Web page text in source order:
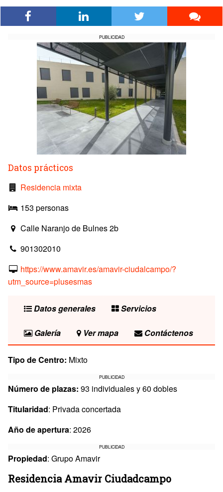
PUBLICIDAD
Datos prácticos
Residencia mixta
153 personas
Calle Naranjo de Bulnes 2b
901302010
https://www.amavir.es/amavir-ciudalcampo/?
utm_source=plusesmas
Datos generales Servicios
Galería Ver mapa Contáctenos
Tipo de Centro: Mixto
PUBLICIDAD
Número de plazas: 93 individuales y 60 dobles
Titularidad: Privada concertada
Año de apertura: 2026
PUBLICIDAD
Propiedad: Grupo Amavir
Residencia Amavir Ciudadcampo